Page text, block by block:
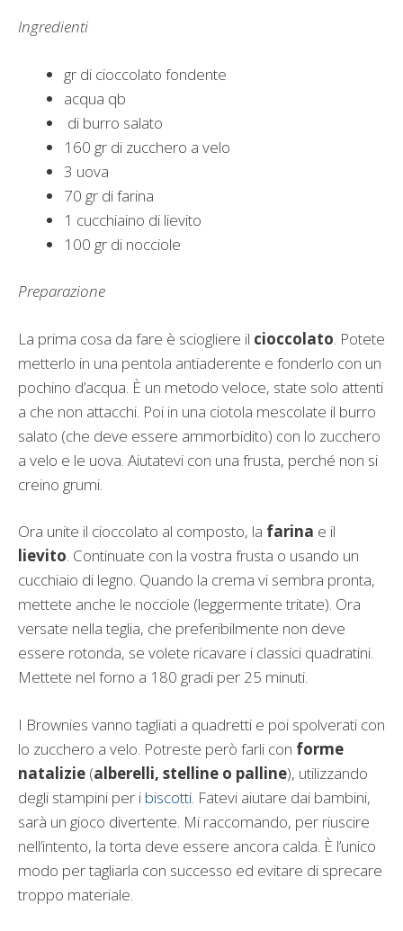
Ingredienti
gr di cioccolato fondente
acqua qb
di burro salato
160 gr di zucchero a velo
3 uova
70 gr di farina
1 cucchiaino di lievito
100 gr di nocciole
Preparazione
La prima cosa da fare è sciogliere il cioccolato . Potete
metterlo in una pentola antiaderente e fonderlo con un
pochino d’acqua. È un metodo veloce, state solo attenti
a che non attacchi. Poi in una ciotola mescolate il burro
salato (che deve essere ammorbidito) con lo zucchero
a velo e le uova. Aiutatevi con una frusta, perché non si
creino grumi.
Ora unite il cioccolato al composto, la farina e il
lievito. Continuate con la vostra frusta o usando un
cucchiaio di legno. Quando la crema vi sembra pronta,
mettete anche le nocciole (leggermente tritate). Ora
versate nella teglia, che preferibilmente non deve
essere rotonda, se volete ricavare i classici quadratini.
Mettete nel forno a 180 gradi per 25 minuti.
I Brownies vanno tagliati a quadretti e poi spolverati con
lo zucchero a velo. Potreste però farli con forme
natalizie (alberelli, stelline o palline), utilizzando
degli stampini per i biscotti . Fatevi aiutare dai bambini,
sarà un gioco divertente. Mi raccomando, per riuscire
nell’intento, la torta deve essere ancora calda. È l’unico
modo per tagliarla con successo ed evitare di sprecare
troppo materiale.